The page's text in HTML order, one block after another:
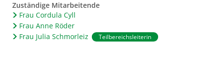
Zuständige Mitarbeitende
Frau Cordula Cyll
Frau Anne Röder
Frau Julia Schmorleiz
Teilbereichsleiterin